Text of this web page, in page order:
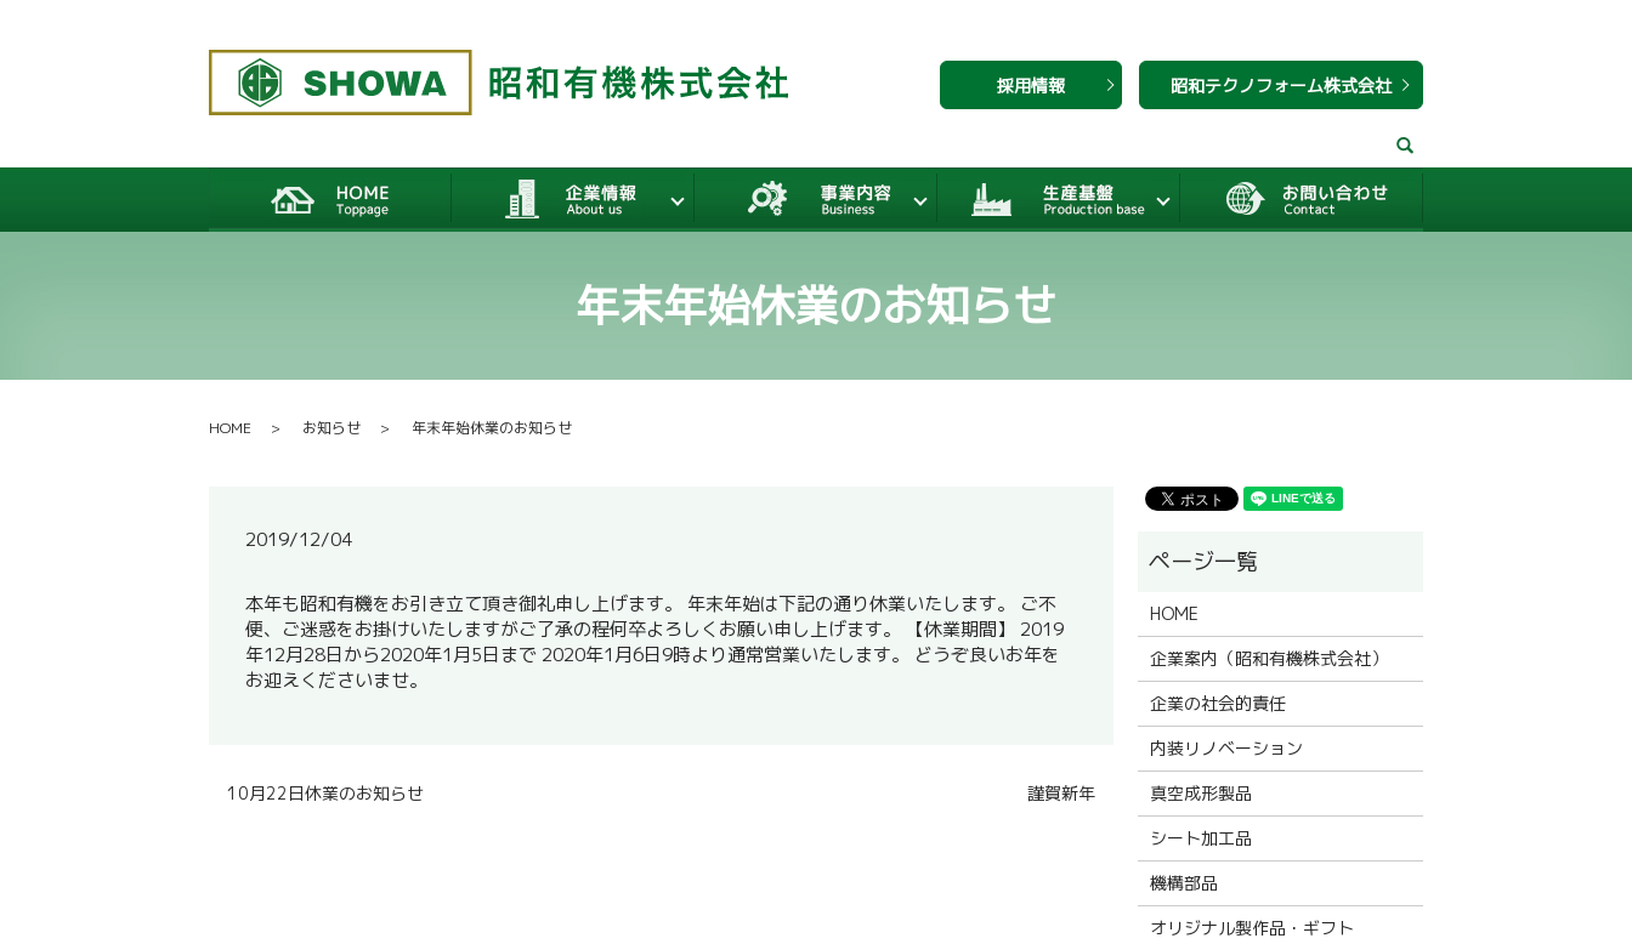
採用情報 昭和テクノフォーム株式会社
年末年始休業のお知らせ
HOME お知らせ 年末年始休業のお知らせ
2019/12/04
本年も昭和有機をお引き立て頂き御礼申し上げます。 年末年始は下記の通り休業いたします。 ご不
便、ご迷惑をお掛けいたしますがご了承の程何卒よろしくお願い申し上げます。 【休業期間】 2019
年12月28日から2020年1月5日まで 2020年1月6日9時より通常営業いたします。 どうぞ良いお年を
お迎えくださいませ。
10月22日休業のお知らせ 謹賀新年
HOME
企業案内（昭和有機株式会社）
企業の社会的責任
内装リノベーション
真空成形製品
シート加工品
機構部品
オリジナル製作品・ギフト